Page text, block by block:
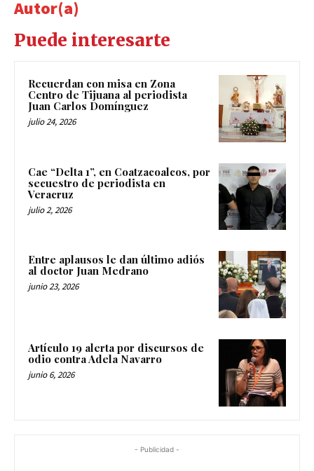
Autor(a)
Puede interesarte
Recuerdan con misa en Zona
Centro de Tijuana al periodista
Juan Carlos Domínguez
julio 24, 2026
Cae “Delta 1”, en Coatzacoalcos, por
secuestro de periodista en
Veracruz
julio 2, 2026
Entre aplausos le dan último adiós
al doctor Juan Medrano
junio 23, 2026
Artículo 19 alerta por discursos de
odio contra Adela Navarro
junio 6, 2026
- Publicidad -